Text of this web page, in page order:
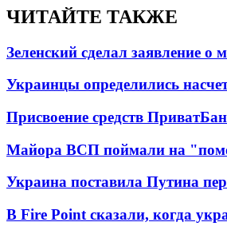
ЧИТАЙТЕ ТАКЖЕ
Зеленский сделал заявление о
Украинцы определились
Присвоение средств
Майора ВСП поймали на
Украина поставила Путина
В Fire Point сказали, когда